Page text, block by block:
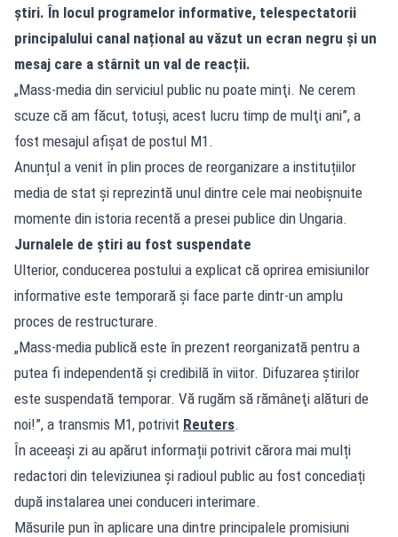
știri. În locul programelor informative, telespectatorii
principalului canal național au văzut un ecran negru și un
mesaj care a stârnit un val de reacții.
„Mass-media din serviciul public nu poate minţi. Ne cerem
scuze că am făcut, totuşi, acest lucru timp de mulţi ani”, a
fost mesajul afișat de postul M1.
Anunțul a venit în plin proces de reorganizare a instituțiilor
media de stat și reprezintă unul dintre cele mai neobișnuite
momente din istoria recentă a presei publice din Ungaria.
Jurnalele de știri au fost suspendate
Ulterior, conducerea postului a explicat că oprirea emisiunilor
informative este temporară și face parte dintr-un amplu
proces de restructurare.
„Mass-media publică este în prezent reorganizată pentru a
putea fi independentă şi credibilă în viitor. Difuzarea ştirilor
este suspendată temporar. Vă rugăm să rămâneţi alături de
noi!”, a transmis M1, potrivit Reuters.
În aceeași zi au apărut informații potrivit cărora mai mulți
redactori din televiziunea și radioul public au fost concediați
după instalarea unei conduceri interimare.
Măsurile pun în aplicare una dintre principalele promisiuni